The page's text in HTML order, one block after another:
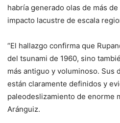
habría generado olas de más
impacto lacustre de escala
“El hallazgo confirma que
del tsunami de 1960, sino
más antiguo y voluminoso. Sus
están claramente definidos y
paleodeslizamiento de enorme
Aránguiz.